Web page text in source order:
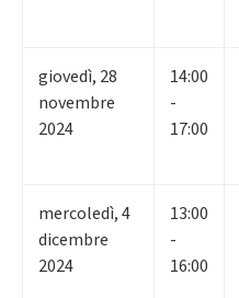
giovedì, 28
novembre
2024
14:00
-
17:00
mercoledì,4
dicembre
2024
13:00
-
16:00